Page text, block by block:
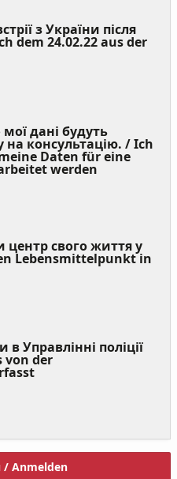
з України після
dem 24.02.22 aus der
дані будуть
на консультацію. / Ich
Daten für eine
werden
центр свого життя у
Lebensmittelpunkt in
Управлінні поліції
von der
/ Anmelden